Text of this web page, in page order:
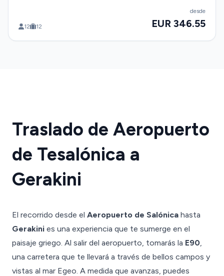
12 12
desde
EUR 346.55
Traslado de Aeropuerto
de Tesalónica a
Gerakini
El recorrido desde el Aeropuerto de Salónica hasta
Gerakini es una experiencia que te sumerge en el
paisaje griego. Al salir del aeropuerto, tomarás la E90,
una carretera que te llevará a través de bellos campos y
vistas al mar Egeo. A medida que avanzas, puedes